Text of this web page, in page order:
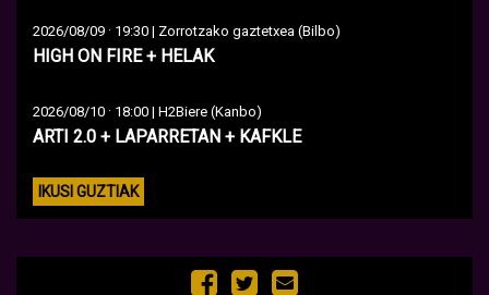
2026/08/09 · 19:30 | Zorrotzako gaztetxea (Bilbo)
HIGH ON FIRE + HELAK
2026/08/10 · 18:00 | H2Biere (Kanbo)
ARTI 2.0 + LAPARRETAN + KAFKLE
IKUSI GUZTIAK